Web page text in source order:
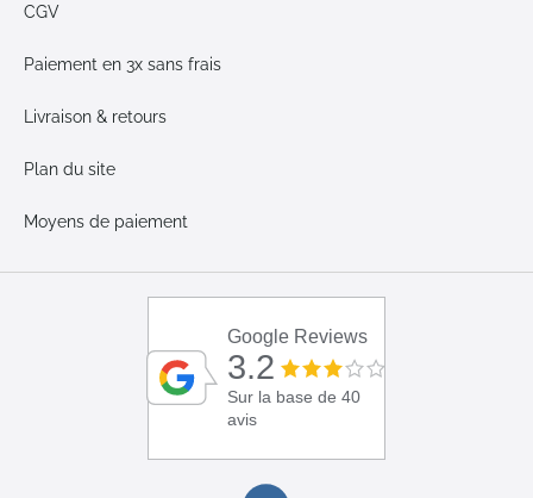
CGV
Paiement en 3x sans frais
Livraison & retours
Plan du site
Moyens de paiement
Google Reviews
3.2
Sur la base de 40
avis